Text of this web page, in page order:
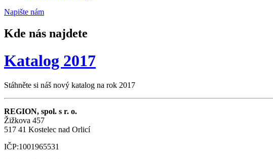
Napište nám
Kde nás najdete
Katalog 2017
Stáhněte si náš nový katalog na rok 2017
REGION, spol. s r. o.
Žižkova 457
517 41 Kostelec nad Orlicí
IČP:1001965531